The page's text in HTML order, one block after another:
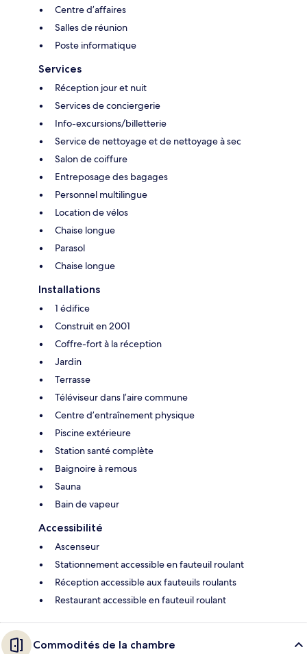
Centre d’affaires
Salles de réunion
Poste informatique
Services
Réception jour et nuit
Services de conciergerie
Info-excursions/billetterie
Service de nettoyage et de nettoyage à sec
Salon de coiffure
Entreposage des bagages
Personnel multilingue
Location de vélos
Chaise longue
Parasol
Chaise longue
Installations
1 édifice
Construit en 2001
Coffre-fort à la réception
Jardin
Terrasse
Téléviseur dans l’aire commune
Centre d’entraînement physique
Piscine extérieure
Station santé complète
Baignoire à remous
Sauna
Bain de vapeur
Accessibilité
Ascenseur
Stationnement accessible en fauteuil roulant
Réception accessible aux fauteuils roulants
Restaurant accessible en fauteuil roulant
Commodités de la chambre